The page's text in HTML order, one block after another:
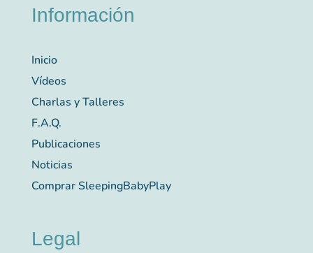
Información
Inicio
Vídeos
Charlas y Talleres
F.A.Q.
Publicaciones
Noticias
Comprar SleepingBabyPlay
Legal